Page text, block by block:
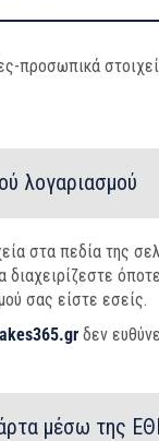
προσωπικά
λογαριασμού
στα πεδία της
διαχειρίζεστε
σας είστε εσείς.
δεν
μέσω της